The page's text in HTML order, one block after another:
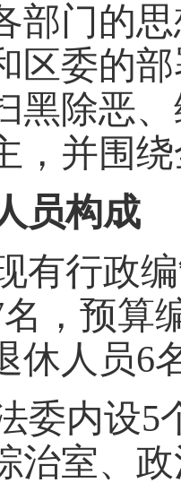
部门的
区委的
黑除恶
，并围
员构成
有行政
名，预算
休人员6
委内设5
治室、